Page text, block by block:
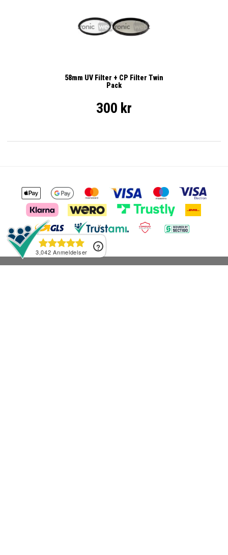
58mm UV Filter + CP Filter Twin
Pack
300 kr